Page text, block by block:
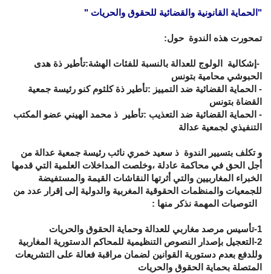
"الحماية القانونية والقضائية للحقوق والحريات "
تمحورت هذه الندوة حول:
-إشكالية الولوج للعدالة بالنسبة للفئات الهشة:تأطير ذة هدى
الحبوشي محامية بتونس
- الحماية القضائية ضد التمييز :تأطير ذة كلثوم كنو رئيسة جمعية
القضاة بتونس
- الحماية القضائية ضد التعذيب :تأطير ذ محمد الهيني عضو المكتب
التنفيذي لجمعية عدالة
و تكلف بتسيير الندوة ذ سعيد خمري نائب رئيسة جمعية عدالة من
أجل الحق في محاكمة عادلة ،وخلصت المداخلات العلمية التي قدمها
الخبراء المغاربيين والتي أثرتها النقاشات القيمة والمستفيضة
للجمعيات والمنظمات الحقوقية المغربية والدولية إلى إقرار عدد من
التوصيات المهمة نذكر منها :
1-تأسيس مرصد مغاربي للعدالة وحماية الحقوق والحريات
2-التعجيل بإصدار النصوص التنظيمية للمحاكم الدستورية المغاربية
وللدفع بعدم دستورية القوانين لضمان مراقبة فعالة على التشريعات
المتصلة بحماية الحقوق والحريات